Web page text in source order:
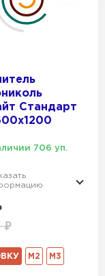
Стандарт
706 уп.
₽
М2 М3